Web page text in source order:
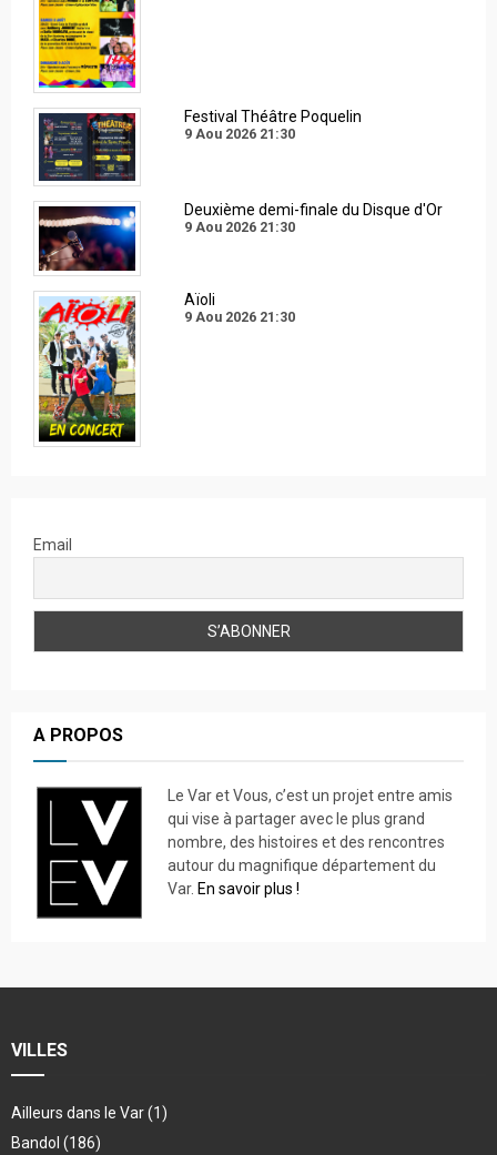
Festival Théâtre Poquelin
9 Aou 2026 21:30
Deuxième demi-finale du Disque d'Or
9 Aou 2026 21:30
Aïoli
9 Aou 2026 21:30
Email
A PROPOS
Le Var et Vous, c’est un projet entre amis
qui vise à partager avec le plus grand
nombre, des histoires et des rencontres
autour du magnifique département du
Var. En savoir plus !
VILLES
Ailleurs dans le Var(1)
Bandol (186)